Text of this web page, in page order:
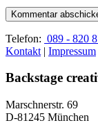
Telefon: 089 - 820
Kontakt | Impressum
Backstage
Marschnerstr. 69
D-81245 München